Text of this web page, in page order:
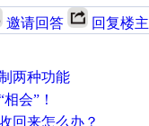
邀请回答 回复楼主
两种功能
会”！
回来怎么办？